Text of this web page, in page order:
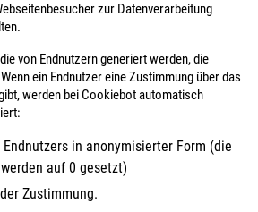
zur Datenverarbeitung
von Endnutzern generiert werden, die
ein Endnutzer eine Zustimmung über das
werden bei Cookiebot automatisch
Endnutzers in anonymisierter Form (die
auf 0 gesetzt)
Zustimmung.